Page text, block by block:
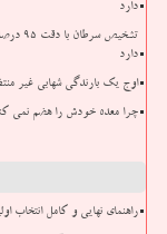
دارد
دارد
اوج یک بارندگی شهابی غیر
چرا معده خودش را هضم نمی
راهنمای نهایی و کامل انتخاب